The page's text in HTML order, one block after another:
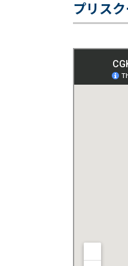
プリス